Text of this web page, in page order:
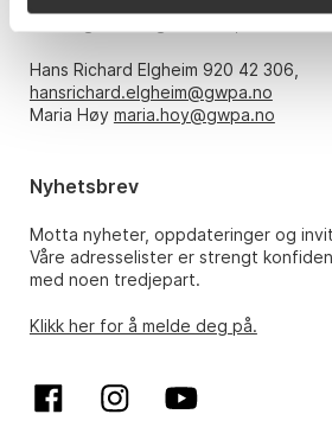
Hans Richard Elgheim 920 42 306,
hansrichard.elgheim@gwpa.no
Maria Høy maria.hoy@gwpa.no
Nyhetsbrev
Motta nyheter, oppdateringer og
Våre adresselister er strengt
med noen tredjepart.
Klikk her for å melde deg på.